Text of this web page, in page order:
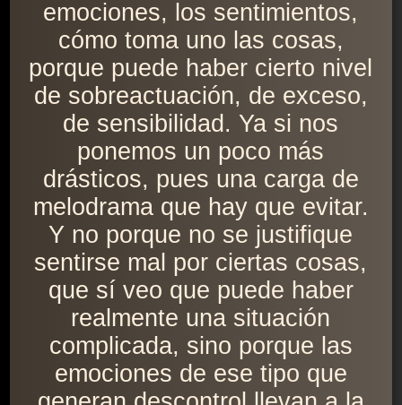
emociones, los sentimientos,
cómo toma uno las cosas,
porque puede haber cierto nivel
de sobreactuación, de exceso,
de sensibilidad. Ya si nos
ponemos un poco más
drásticos, pues una carga de
melodrama que hay que evitar.
Y no porque no se justifique
sentirse mal por ciertas cosas,
que sí veo que puede haber
realmente una situación
complicada, sino porque las
emociones de ese tipo que